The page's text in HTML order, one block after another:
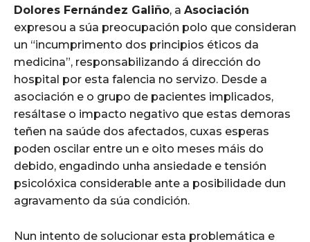
Dolores Fernández Galiño, a Asociación
expresou a súa preocupación polo que consideran
un “incumprimento dos principios éticos da
medicina”, responsabilizando á dirección do
hospital por esta falencia no servizo. Desde a
asociación e o grupo de pacientes implicados,
resáltase o impacto negativo que estas demoras
teñen na saúde dos afectados, cuxas esperas
poden oscilar entre un e oito meses máis do
debido, engadindo unha ansiedade e tensión
psicolóxica considerable ante a posibilidade dun
agravamento da súa condición.
Nun intento de solucionar esta problemática e